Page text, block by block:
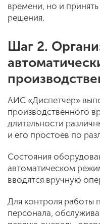
времени, но и
решения.
Шаг 2.
АИС «Диспетчер»
производственного
длительности
и его простоев по
Состояния
автоматическом
вводятся вручную
Для контроля работы
персонала,